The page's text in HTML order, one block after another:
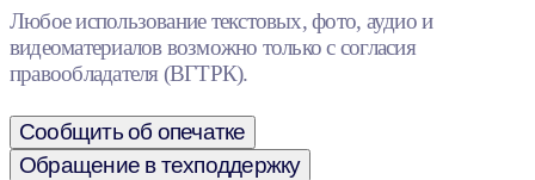
Любое использование текстовых, фото, аудио и
видеоматериалов возможно только с согласия
правообладателя (ВГТРК).
Сообщить об опечатке
Обращение в техподдержку